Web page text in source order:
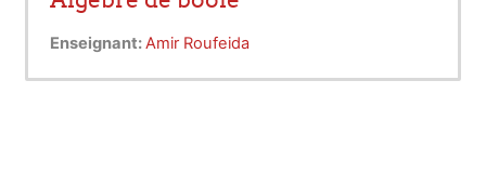
Enseignant: Amir Roufeida